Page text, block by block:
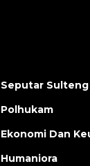
Seputar Sulteng
Polhukam
Ekonomi Dan
Humaniora